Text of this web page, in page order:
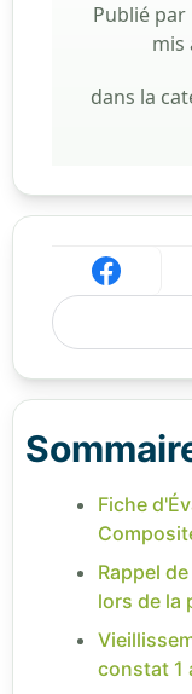
Publié par
mis
dans la
Fiche
Rappel
lors de la
constat 1